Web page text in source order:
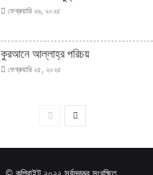
ফেব্রুয়ারি ২৬, ২০২৫
কুরআনে আল্লাহ্‌র পরিচয়
ফেব্রুয়ারি ২৫, ২০২৫
পূর্বের
পরবর্তী